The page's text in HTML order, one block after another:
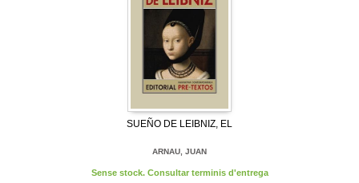
SUEÑO DE LEIBNIZ, EL
ARNAU, JUAN
Sense stock. Consultar terminis d'entrega